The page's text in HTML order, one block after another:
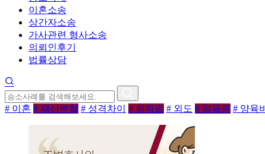
이혼소송
상간자소송
가사관련 형사소송
의뢰인후기
법률상담
# 이혼 # 재산분할 # 성격차이 # 위자료 # 외도 # 양육권 # 양육비